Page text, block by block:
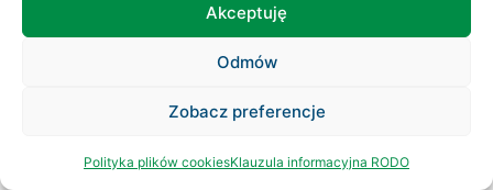
Akceptuję
Odmów
Zobacz preferencje
Polityka plików cookiesKlauzula informacyjna RODO